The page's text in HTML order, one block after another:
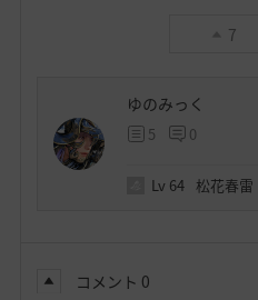
7
ゆのみっく
5 0
Lv 64 松花春雷
コメント 0